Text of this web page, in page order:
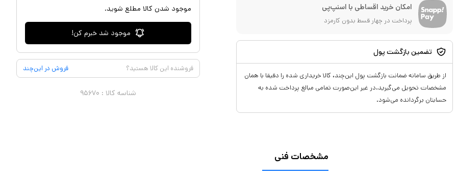
امکان خرید اقساطی با اسنپ‌پی
پرداخت در چهار قسط بدون کارمزد
تضمین بازگشت پول
از طریق سامانه ضمانت بازگشت پول این‌چند، کالا خریداری شده را دقیقا با همان
مشخصات تحویل می‌گیرید.در غیر این‌صورت تمامی مبالغ پرداخت شده به
حسابتان برگردانده می‌شود.
موجود شدن کالا مطلع شوید.
موجود شد خبرم کن!
فروشنده این کالا هستید؟ فروش در این‌چند
شناسه کالا : ۹۵۶۷۰
مشخصات فنی